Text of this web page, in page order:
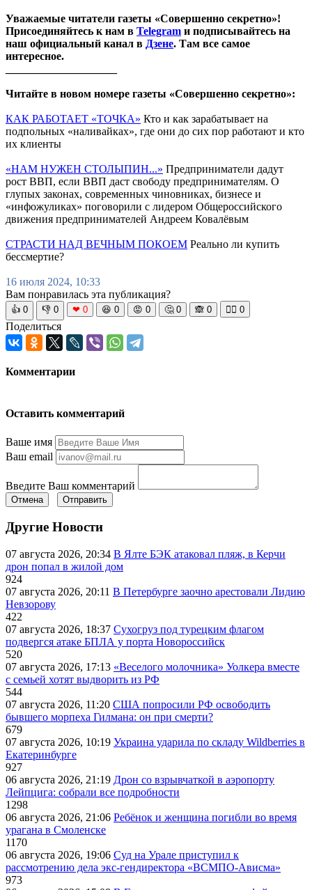
Уважаемые читатели газеты «Совершенно секретно»!
Присоединяйтесь к нам в Telegram и подписывайтесь на
наш официальный канал в Дзене. Там все самое
интересное.
Читайте в новом номере газеты «Совершенно секретно»:
КАК РАБОТАЕТ «ТОЧКА» Кто и как зарабатывает на
подпольных «наливайках», где они до сих пор работают и кто
их клиенты
«НАМ НУЖЕН СТОЛЫПИН...» Предприниматели дадут
рост ВВП, если ВВП даст свободу предпринимателям. О
глупых законах, современных чиновниках, бизнесе и
«инфожуликах» поговорили с лидером Общероссийского
движения предпринимателей Андреем Ковалёвым
СТРАСТИ НАД ВЕЧНЫМ ПОКОЕМ Реально ли купить
бессмертие?
16 июля 2024, 10:33
Вам понравилась эта публикация?
👍 0 👎 0 ❤ 0 😆 0 😡 0 🤔 0 🙈 0 🧘‍♀️ 0
Поделиться
Комментарии
Оставить комментарий
Ваше имя
Ваш email
Введите Ваш комментарий
Отмена Отправить
Другие Новости
07 августа 2026, 20:34 В Ялте БЭК атаковал пляж, в Керчи
дрон попал в жилой дом
924
07 августа 2026, 20:11 В Петербурге заочно арестовали Лидию
Невзорову
422
07 августа 2026, 18:37 Сухогруз под турецким флагом
подвергся атаке БПЛА у порта Новороссийск
520
07 августа 2026, 17:13 «Веселого молочника» Уолкера вместе
с семьей хотят выдворить из РФ
544
07 августа 2026, 11:20 США попросили РФ освободить
бывшего морпеха Гилмана: он при смерти?
679
07 августа 2026, 10:19 Украина ударила по складу Wildberries в
Екатеринбурге
927
06 августа 2026, 21:19 Дрон со взрывчаткой в аэропорту
Лейпцига: собрали все подробности
1298
06 августа 2026, 21:06 Ребёнок и женщина погибли во время
урагана в Смоленске
1170
06 августа 2026, 19:06 Суд на Урале приступил к
рассмотрению дела экс-гендиректора «ВСМПО-Ависма»
973